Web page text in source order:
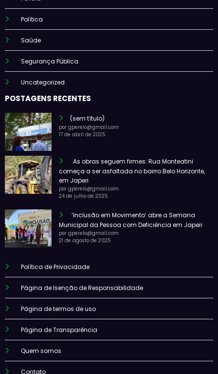
Política
Saúde
Segurança Pública
Uncategorized
POSTAGENS RECENTES
(sem título)
por gperelo@gmail.com
17 de abril de 2025
As obras seguem firmes: Rua Monteatini
começa a ser asfaltada no bairro Belo Horizonte,
em Japeri
por gperelo@gmail.com
24 de julho de 2025
‘Inclusão em Movimento’ abre a Semana
Municipal da Pessoa com Deficiência em Japeri
por gperelo@gmail.com
21 de agosto de 2025
Política de Privacidade
Página de Isenção de Responsabilidade
Página de termos de uso
Página de Transparência
Quem somos
Contato